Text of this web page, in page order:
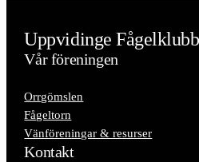
Uppvidinge Fågelklubb
Vår föreningen
Orrgömslen
Fågeltorn
Vänföreningar & resurser
Kontakt